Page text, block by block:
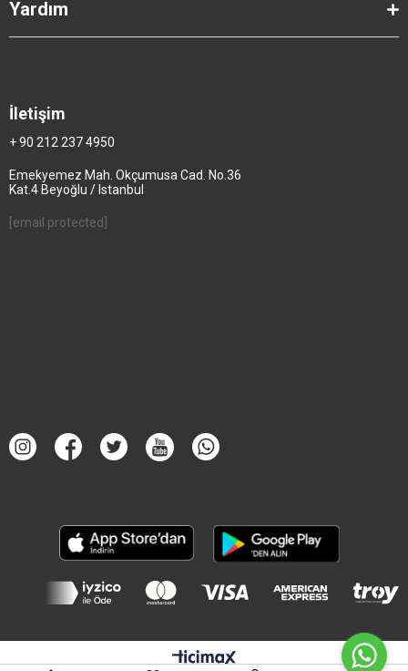
Yardım
İletişim
+ 90 212 237 4950
Emekyemez Mah. Okçumusa Cad. No.36
Kat.4 Beyoğlu / Istanbul
[email protected]